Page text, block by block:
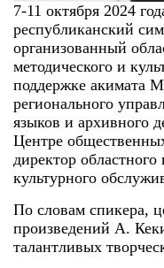
7-11 октября 2024
республиканский
организованный
методического и
поддержке акимата
регионального
языков и архивного
Центре
директор
культурного
По словам спикера,
произведений А.
талантливых